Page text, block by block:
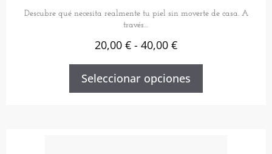
Descubre qué necesita realmente tu piel sin moverte de casa. A
través…
20,00 € - 40,00 €
Seleccionar opciones